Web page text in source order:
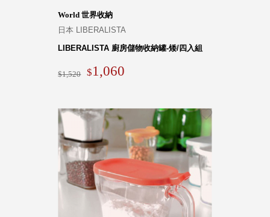
World 世界收納
日本 LIBERALISTA
LIBERALISTA 廚房儲物收納罐-矮/四入組
1,520 1,060